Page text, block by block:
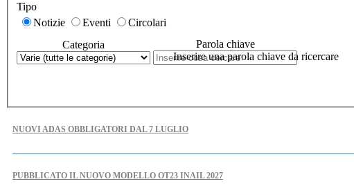
Tipo
Notizie Eventi
Circolari
Categoria
Parola chiave
Inserire una parola chiave da ricercare
NUOVI ADAS OBBLIGATORI DAL 7 LUGLIO
PUBBLICATO IL NUOVO MODELLO OT23 INAIL 2027